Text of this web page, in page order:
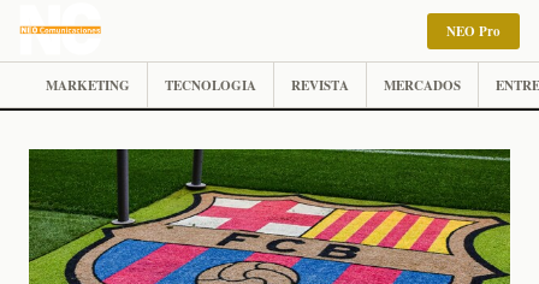
NEO Pro
MARKETING TECNOLOGIA REVISTA MERCADOS